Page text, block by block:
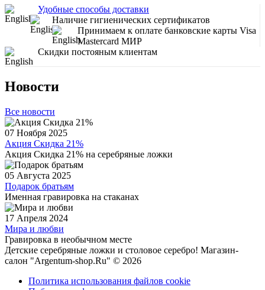
Удобные способы доставки
Наличие гигиенических сертификатов
Принимаем к оплате банковские карты Visa
Mastercard МИР
Скидки постояным клиентам
Новости
Все новости
07 Ноября 2025
Акция Скидка 21%
Акция Скидка 21% на серебряные ложки
05 Августа 2025
Подарок братьям
Именная гравировка на стаканах
17 Апреля 2024
Мира и любви
Гравировка в необычном месте
Детские серебряные ложки и столовое серебро! Магазин-
салон "Argentum-shop.Ru" © 2026
Политика использования файлов cookie